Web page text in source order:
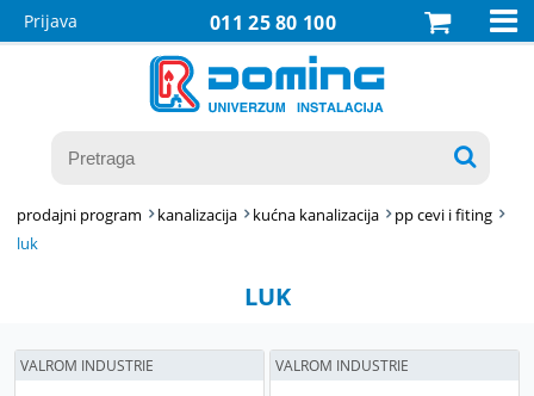
011 25 80 100
Prijava 

prodajni program kanalizacija kućna kanalizacija
pp cevi i fiting
luk
LUK
VALROM INDUSTRIE VALROM INDUSTRIE